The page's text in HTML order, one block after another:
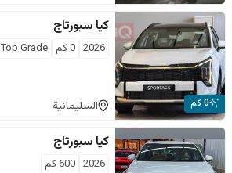
0 كم
كيا سبورتاج
2026
0كم Top Grade
السليمانية
كيا سبورتاج
2026
600كم